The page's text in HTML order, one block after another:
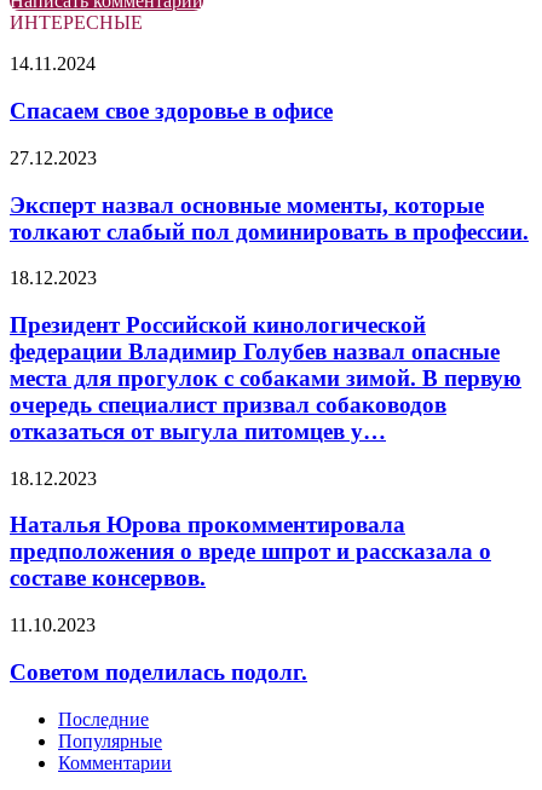
ИНТЕРЕСНЫЕ
Спасаем
здоровье
в
офисе
14.11.2024
Спасаем свое здоровье в офисе
Эксперт
основные
моменты,
которые
слабый
доминировать
в
профессии.
27.12.2023
Эксперт назвал основные моменты, которые
толкают слабый пол доминировать в профессии.
Президент
кинологической
федерации
Владимир
Голубев
назвал
опасные
для
с
собаками
зимой.
В
очередь
призвал
отказаться
выгула
питомцев
18.12.2023
Президент Российской кинологической
федерации Владимир Голубев назвал опасные
места для прогулок с собаками зимой. В первую
очередь специалист призвал собаководов
отказаться от выгула питомцев у…
Наталья
прокомментировала
предположения
о
вреде
и
о
консервов.
18.12.2023
Наталья Юрова прокомментировала
предположения о вреде шпрот и рассказала о
составе консервов.
Советом
подолг.
11.10.2023
Советом поделилась подолг.
Последние
Популярные
Комментарии